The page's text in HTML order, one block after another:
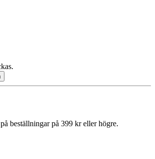
beställningar på 399 kr eller högre.